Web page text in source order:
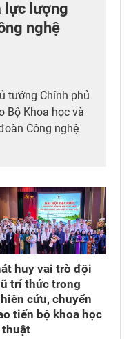
lực lượng
nghệ
tướng Chính phủ
Bộ Khoa học và
Công nghệ
huy vai trò đội
trí thức trong
cứu, chuyển
tiến bộ khoa học
thuật